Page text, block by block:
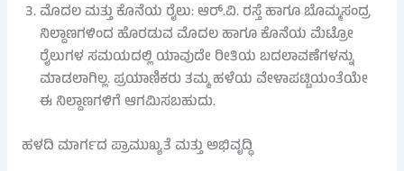
ಮೊದಲ ಮತ್ತು ಕೊನೆಯ ರೈಲು: ಆರ್.ವಿ. ರಸ್ತೆ ಹಾಗೂ ಬೊಮ್ಮಸಂದ್ರ
ನಿಲ್ದಾಣಗಳಿಂದ ಹೊರಡುವ ಮೊದಲ ಹಾಗೂ ಕೊನೆಯ ಮೆಟ್ರೋ
ರೈಲುಗಳ ಸಮಯದಲ್ಲಿ ಯಾವುದೇ ರೀತಿಯ ಬದಲಾವಣೆಗಳನ್ನು
ಮಾಡಲಾಗಿಲ್ಲ. ಪ್ರಯಾಣಿಕರು ತಮ್ಮ ಹಳೆಯ ವೇಳಾಪಟ್ಟಿಯಂತೆಯೇ
ಈ ನಿಲ್ದಾಣಗಳಿಗೆ ಆಗಮಿಸಬಹುದು.
ಹಳದಿ ಮಾರ್ಗದ ಪ್ರಾಮುಖ್ಯತೆ ಮತ್ತು ಅಭಿವೃದ್ಧಿ